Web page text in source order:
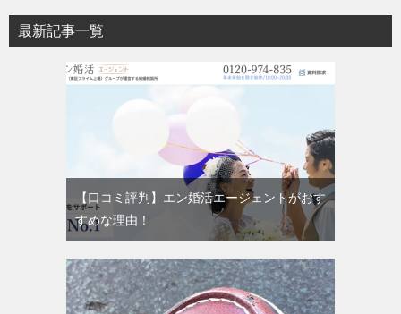
最新記事一覧
【口コミ評判】エン婚活エージェントがおす
すめな理由！